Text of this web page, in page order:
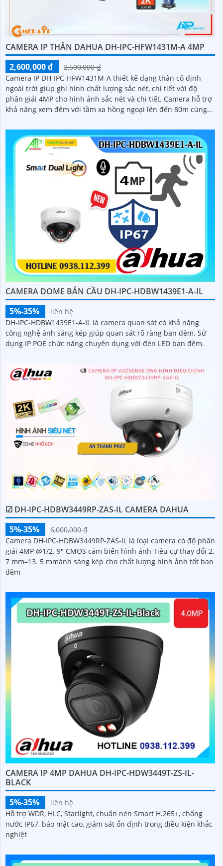
CAMERA IP THÂN DAHUA DH-IPC-HFW1431M-A 4MP
2,600,000 ₫
2,600,000 ₫
Camera IP DH-IPC-HFW1431M-A thiết kế dạng thân cố định
ngoài trời giúp ghi hình chất lượng sắc nét, chi tiết với độ
phân giải 4MP cho hình ảnh sắc nét và chi tiết. Camera hỗ trợ
khả năng xem đêm với tầm xa hồng ngoại lên đến 80m cùng
hiệu quả
CAMERA DOME BÁN CẦU DH-IPC-HDBW1439E1-A-IL
5%-35%
liên hệ
DH-IPC-HDBW1439E1-A-IL là camera quan sát có khả năng
công nghệ ánh sáng kép giúp quan sát rõ ràng ban đêm. Sử
dụng IP POE chức năng chuyên dụng với đèn LED ban đêm.
☑ DH-IPC-HDBW3449RP-ZAS-IL CAMERA DAHUA
5%-35%
6,000,000 ₫
Camera DH-IPC-HDBW3449RP-ZAS-IL là loại camera có độ phân
giải 4MP @1/2. 9" CMOS cảm biến hình ảnh Tiêu cự thay đổi 2.
7 mm–13. 5 mmánh sáng kép cho chất lượng hình ảnh tốt ban
đêm
CAMERA IP 4MP DAHUA DH-IPC-HDW3449T-ZS-IL-
BLACK
5%-35%
liên hệ
Hỗ trợ WDR, HLC, Starlight, chuẩn nén Smart H.265+, chống
nước IP67, bảo mật cao, giám sát ổn định trong điều kiện khắc
nghiệt